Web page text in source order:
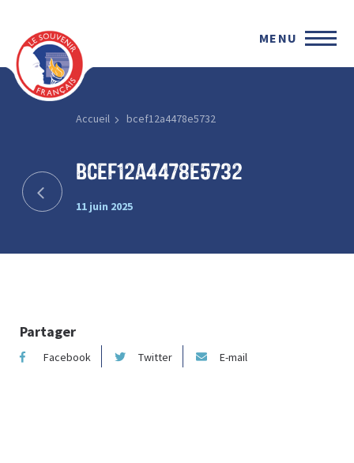
MENU
Accueil bcef12a4478e5732
bcef12a4478e5732
11 juin 2025
Partager
Facebook Twitter E-mail